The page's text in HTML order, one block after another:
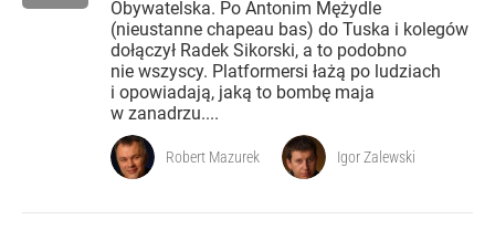
Obywatelska. Po Antonim Mężydle
(nieustanne chapeau bas) do Tuska i kolegów
dołączył Radek Sikorski, a to podobno
nie wszyscy. Platformersi łażą po ludziach
i opowiadają, jaką to bombę maja
w zanadrzu....
Robert Mazurek Igor Zalewski